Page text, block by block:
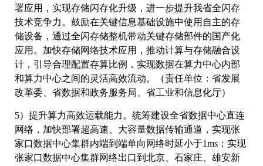
署应用，实现存储闪存化升级，进一步提升我省全闪存
技术竞争力。鼓励在关键信息基础设施中使用自主的存
储设备，通过全闪存储整机带动关键存储部件的国产化
应用。加快存储网络技术应用，推动计算与存储融合设
计，引导合理配置存算比例，实现数据在算力中心内部
和算力中心之间的灵活高效流动。（责任单位：省发展
改革委、省数据和政务服务局、省工业和信息化厅）
5）提升算力高效运载能力。统筹建设全省数据中心直连
网络，加快部署超高速、大容量数据传输通道，实现张
家口数据中心集群内端到端单向网络时延小于1ms；实现
张家口数据中心集群网络出口到北京、石家庄、雄安新